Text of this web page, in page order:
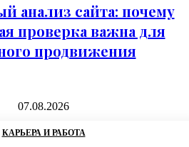
анализ сайта: почему
проверка важна для
продвижения
07.08.2026
КАРЬЕРА И РАБОТА